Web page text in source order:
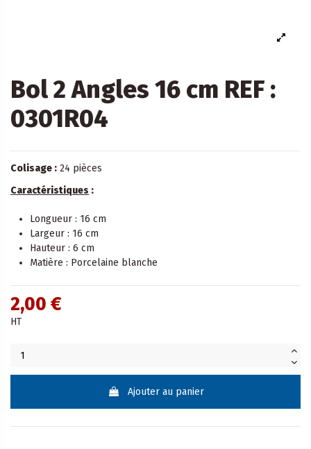
Bol 2 Angles 16 cm REF :
0301R04
Colisage : 24 pièces
Caractéristiques :
Longueur : 16 cm
Largeur : 16 cm
Hauteur : 6 cm
Matière : Porcelaine blanche
2,00 €
HT
Ajouter au panier